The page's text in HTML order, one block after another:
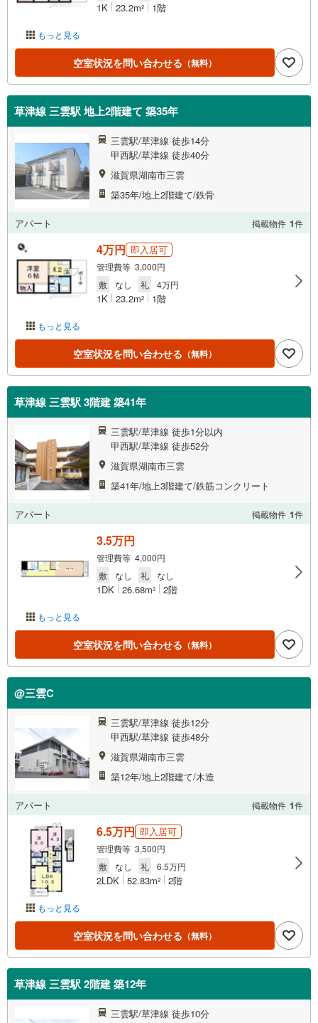
もっと見る
1K 23.2m2 1階
空室状況を問い合わせる （無料）
草津線 三雲駅 地上2階建て 築35年
三雲駅/草津線 徒歩14分
甲西駅/草津線 徒歩40分
滋賀県湖南市三雲
築35年/地上2階建て/鉄骨
アパート 掲載物件 1件
もっと見る
4万円 即入居可
管理費等 3,000円
敷
なし 礼 4万円
1K 23.2m2 1階
空室状況を問い合わせる （無料）
草津線 三雲駅 3階建 築41年
三雲駅/草津線 徒歩1分以内
甲西駅/草津線 徒歩52分
滋賀県湖南市三雲
築41年/地上3階建て/鉄筋コンクリート
アパート 掲載物件 1件
もっと見る
3.5万円
管理費等 4,000円
敷
なし 礼 なし
1DK 26.68m2 2階
空室状況を問い合わせる （無料）
@三雲C
三雲駅/草津線 徒歩12分
甲西駅/草津線 徒歩48分
滋賀県湖南市三雲
築12年/地上2階建て/木造
アパート 掲載物件 1件
もっと見る
6.5万円 即入居可
管理費等 3,500円
敷
なし 礼 6.5万円
2LDK 52.83m2 2階
空室状況を問い合わせる （無料）
草津線 三雲駅 2階建 築12年
三雲駅/草津線 徒歩10分